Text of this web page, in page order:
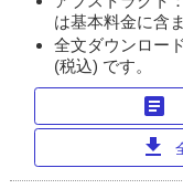
は基本料金に含
全文ダウンロー
(税込) です。
article
download